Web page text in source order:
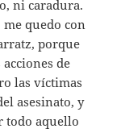
ni caradura.
quedo con
porque
de
las víctimas
asesinato, y
todo aquello